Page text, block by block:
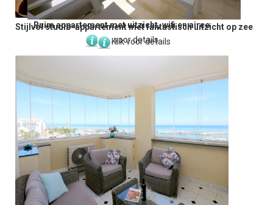
Ruim appartement met uitzicht, wifi en airco
Klik voor details
Stijlvol studio-appartement met fantastisch uitzicht op zee
Klik voor details